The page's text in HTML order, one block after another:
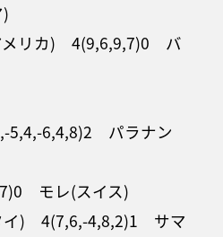
メリカ) 4(9,6,9,7)0 バ
5,4,-6,4,8)2 パラナン
モレ(スイス)
イ) 4(7,6,-4,8,2)1 サマ